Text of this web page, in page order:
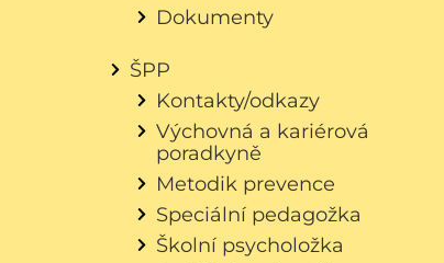
Dokumenty
ŠPP
Kontakty/odkazy
Výchovná a kariérová
poradkyně
Metodik prevence
Speciální pedagožka
Školní psycholožka